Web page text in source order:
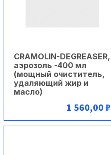
В корзину
CRAMOLIN-DEGREASER,
аэрозоль -400 мл
(мощный очиститель,
удаляющий жир и
масло)
1 560,00 ₽